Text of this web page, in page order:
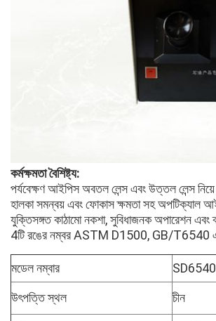
কর্মক্ষমতা বৈশিষ্ট্য:
পর্যবেক্ষণ আইপিস অবতল লেন্স এবং উত্তল লেন্স
হালকা সমন্বয় এবং ফোকাস ক্ষমতা সহ অপটিক্যাল
যুক্তিসঙ্গত কাঠামো নকশা, সুবিধাজনক অপারেশন এবং
4টি রঙের নম্বর ASTM D1500, GB/T6540
মডেল নম্বার
SD6540
উৎপত্তি স্থল
চীন